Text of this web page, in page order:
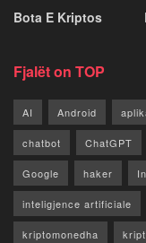
Bota E Kriptos
Fjalët on TOP
AI Android
chatbot ChatGPT
Google haker
inteligjence artificiale
kriptomonedha